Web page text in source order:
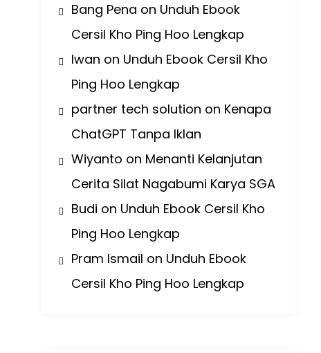
Bang Pena on Unduh Ebook
Cersil Kho Ping Hoo Lengkap
Iwan on Unduh Ebook Cersil Kho
Ping Hoo Lengkap
partner tech solution on Kenapa
ChatGPT Tanpa Iklan
Wiyanto on Menanti Kelanjutan
Cerita Silat Nagabumi Karya SGA
Budi on Unduh Ebook Cersil Kho
Ping Hoo Lengkap
Pram Ismail on Unduh Ebook
Cersil Kho Ping Hoo Lengkap